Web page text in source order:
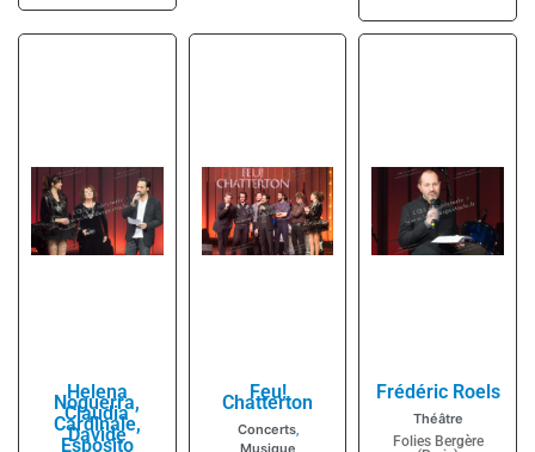
Helena
Noguerra,
Claudia
Cardinale,
Davide
Esposito
Feu!
Chatterton
Concerts,
Frédéric Roels
Théâtre
Folies Bergère